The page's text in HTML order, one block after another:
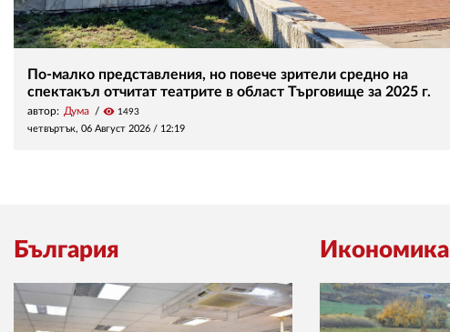
По-малко представления, но повече зрители средно на
спектакъл отчитат театрите в област Търговище за 2025 г.
автор: Дума visibility 1493
четвъртък, 06 Август 2026 / 12:19
България Икономика